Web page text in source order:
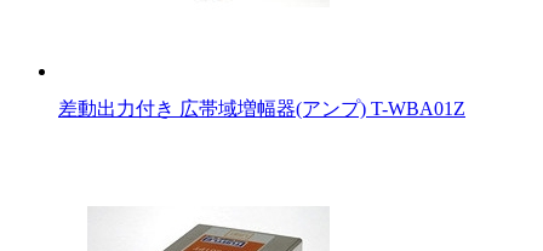
差動出力付き 広帯域増幅器(アンプ) T-WBA01Z